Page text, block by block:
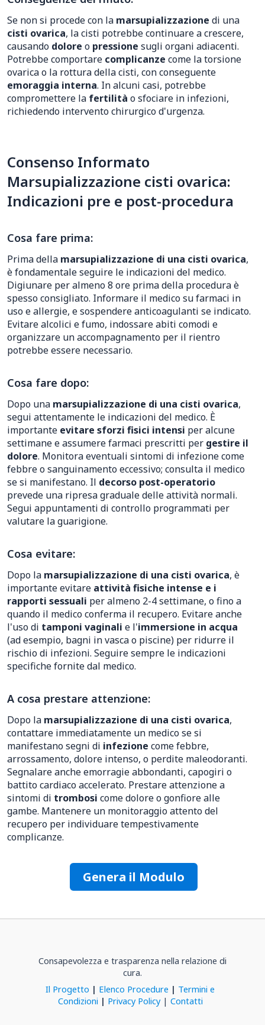
Se non si procede con la marsupializzazione di una
cisti ovarica, la cisti potrebbe continuare a crescere,
causando dolore o pressione sugli organi adiacenti.
Potrebbe comportare complicanze come la torsione
ovarica o la rottura della cisti, con conseguente
emoraggia interna. In alcuni casi, potrebbe
compromettere la fertilità o sfociare in infezioni,
richiedendo intervento chirurgico d'urgenza.
Consenso Informato
Marsupializzazione cisti ovarica:
Indicazioni pre e post-procedura
Cosa fare prima:
Prima della marsupializzazione di una cisti ovarica,
è fondamentale seguire le indicazioni del medico.
Digiunare per almeno 8 ore prima della procedura è
spesso consigliato. Informare il medico su farmaci in
uso e allergie, e sospendere anticoagulanti se indicato.
Evitare alcolici e fumo, indossare abiti comodi e
organizzare un accompagnamento per il rientro
potrebbe essere necessario.
Cosa fare dopo:
Dopo una marsupializzazione di una cisti ovarica,
segui attentamente le indicazioni del medico. È
importante evitare sforzi fisici intensi per alcune
settimane e assumere farmaci prescritti per gestire il
dolore. Monitora eventuali sintomi di infezione come
febbre o sanguinamento eccessivo; consulta il medico
se si manifestano. Il decorso post-operatorio
prevede una ripresa graduale delle attività normali.
Segui appuntamenti di controllo programmati per
valutare la guarigione.
Cosa evitare:
Dopo la marsupializzazione di una cisti ovarica, è
importante evitare attività fisiche intense e i
rapporti sessuali per almeno 2-4 settimane, o fino a
quando il medico conferma il recupero. Evitare anche
l'uso di tamponi vaginali e l'immersione in acqua
(ad esempio, bagni in vasca o piscine) per ridurre il
rischio di infezioni. Seguire sempre le indicazioni
specifiche fornite dal medico.
A cosa prestare attenzione:
Dopo la marsupializzazione di una cisti ovarica,
contattare immediatamente un medico se si
manifestano segni di infezione come febbre,
arrossamento, dolore intenso, o perdite maleodoranti.
Segnalare anche emorragie abbondanti, capogiri o
battito cardiaco accelerato. Prestare attenzione a
sintomi di trombosi come dolore o gonfiore alle
gambe. Mantenere un monitoraggio attento del
recupero per individuare tempestivamente
complicanze.
Genera il Modulo
Consapevolezza e trasparenza nella relazione di
cura.
Il Progetto | Elenco Procedure | Termini e
Condizioni | Privacy Policy| Contatti